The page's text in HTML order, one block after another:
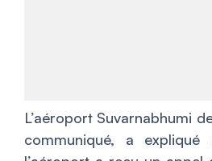
L’aéroport Suvarnabhumi
communiqué, a expliqué